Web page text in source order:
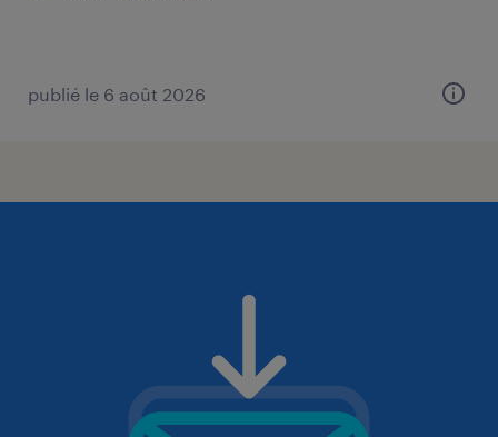
publié le 6 août 2026